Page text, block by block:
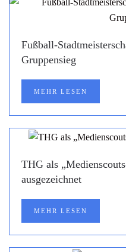
Fußball-
Gruppensieg
MEHR LESEN
THG als
ausgezeichnet
MEHR LESEN